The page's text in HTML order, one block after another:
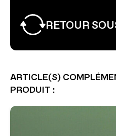
RETOUR
ARTICLE(S)
PRODUIT :